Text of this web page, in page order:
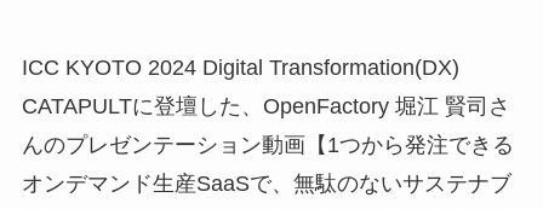
ICC KYOTO 2024 Digital Transformation(DX)
CATAPULTに登壇した、OpenFactory 堀江 賢司さ
んのプレゼンテーション動画【1つから発注できる
オンデマンド生産SaaSで、無駄のないサステナブ